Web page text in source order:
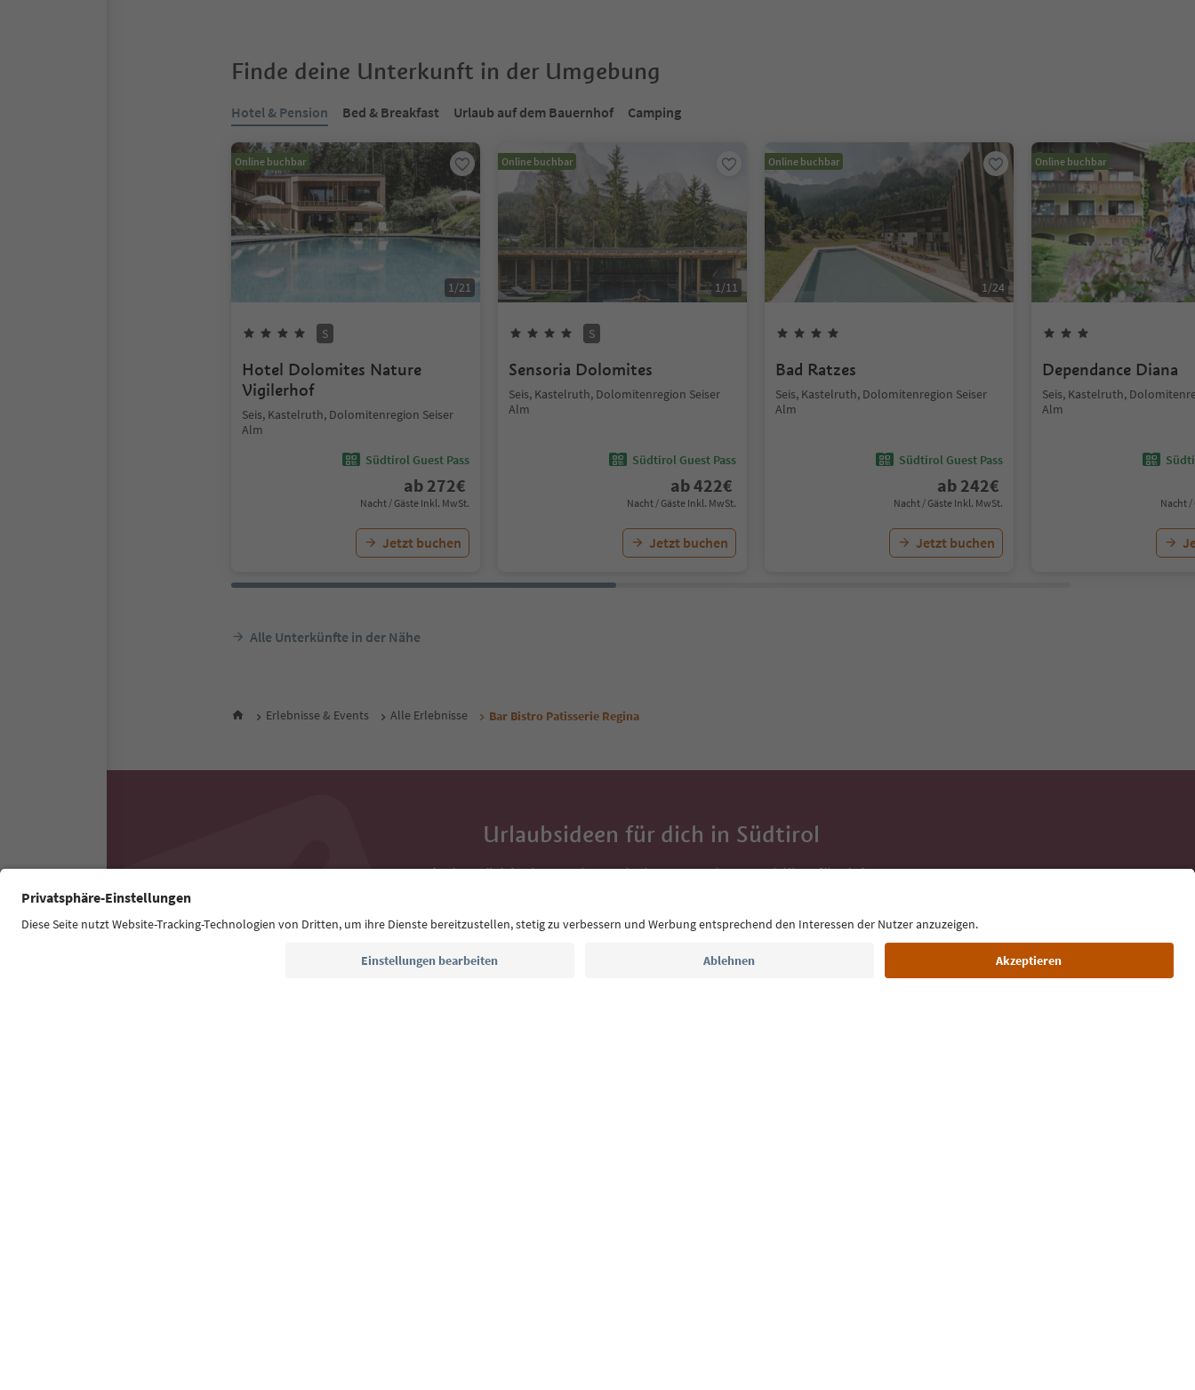
Finde deine Unterkunft in der Umgebung
Hotel & Pension Bed & Breakfast Urlaub auf dem Bauernhof Camping
Online buchbar
1/21
S
Hotel Dolomites Nature
Vigilerhof
Seis, Kastelruth, Dolomitenregion Seiser
Alm
Südtirol Guest Pass
ab 272€
Nacht / Gäste Inkl. MwSt.
Jetzt buchen
Online buchbar
1/11
S
Sensoria Dolomites
Seis, Kastelruth, Dolomitenregion Seiser
Alm
Südtirol Guest Pass
ab422€
Nacht / Gäste Inkl. MwSt.
Jetzt buchen
Online buchbar
1/24
Bad Ratzes
Seis, Kastelruth, Dolomitenregion Seiser
Alm
Südtirol Guest Pass
ab 242€
Nacht / Gäste Inkl. MwSt.
Jetzt buchen
Online buchbar
Dependance Diana
Seis, Kastelruth,
Alm
Nacht /
Alle Unterkünfte in der Nähe
Erlebnisse & Events Alle Erlebnisse Bar Bistro Patisserie Regina
Urlaubsideen für dich in Südtirol
Mit der Südtirol-Newsletter bekommst du Vorschläge für deine
Postfach.